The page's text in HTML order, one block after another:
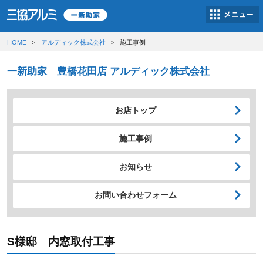
HOME アルディック株式会社 施工事例
一新助家 豊橋花田店 アルディック株式会社
お店トップ
施工事例
お知らせ
お問い合わせフォーム
S様邸 内窓取付工事